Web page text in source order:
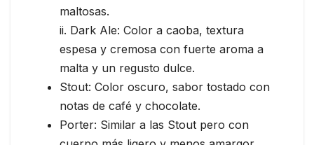
maltosas.
ii. Dark Ale: Color a caoba, textura
espesa y cremosa con fuerte aroma a
malta y un regusto dulce.
Stout: Color oscuro, sabor tostado con
notas de café y chocolate.
Porter: Similar a las Stout pero con